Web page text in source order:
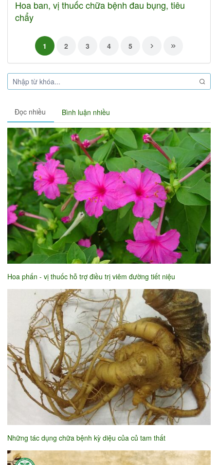
Hoa ban, vị thuốc chữa bệnh đau bụng, tiêu
chẩy
1 2 3 4 5
Đọc nhiều Bình luận nhiều
Hoa phấn - vị thuốc hỗ trợ điều trị viêm đường tiết niệu
Những tác dụng chữa bệnh kỳ diệu của củ tam thất